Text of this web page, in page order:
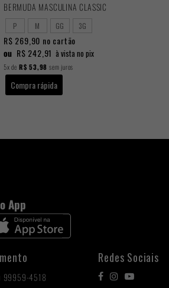
BERMUDA MASCULINA CLASSIC
P M GG 3G
R$ 269,90 no cartão
ou R$ 242,91 à vista no pix
5xde R$ 53,98 sem juros
Compra rápida
App
99959-4518
Redes Sociais